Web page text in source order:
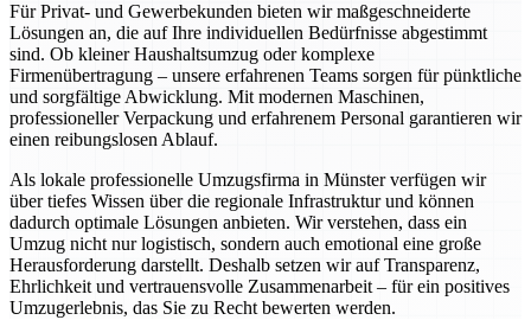
Für Privat- und Gewerbekunden bieten wir maßgeschneiderte
Lösungen an, die auf Ihre individuellen Bedürfnisse abgestimmt
sind. Ob kleiner Haushaltsumzug oder komplexe
Firmenübertragung – unsere erfahrenen Teams sorgen für pünktliche
und sorgfältige Abwicklung. Mit modernen Maschinen,
professioneller Verpackung und erfahrenem Personal garantieren wir
einen reibungslosen Ablauf.
Als lokale professionelle Umzugsfirma in Münster verfügen wir
über tiefes Wissen über die regionale Infrastruktur und können
dadurch optimale Lösungen anbieten. Wir verstehen, dass ein
Umzug nicht nur logistisch, sondern auch emotional eine große
Herausforderung darstellt. Deshalb setzen wir auf Transparenz,
Ehrlichkeit und vertrauensvolle Zusammenarbeit – für ein positives
Umzugerlebnis, das Sie zu Recht bewerten werden.